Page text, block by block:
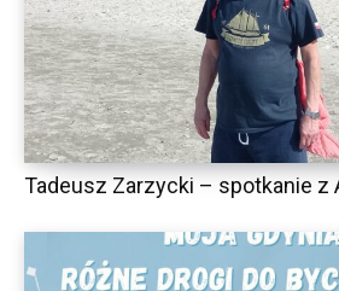
Tadeusz Zarzycki – spotkanie z